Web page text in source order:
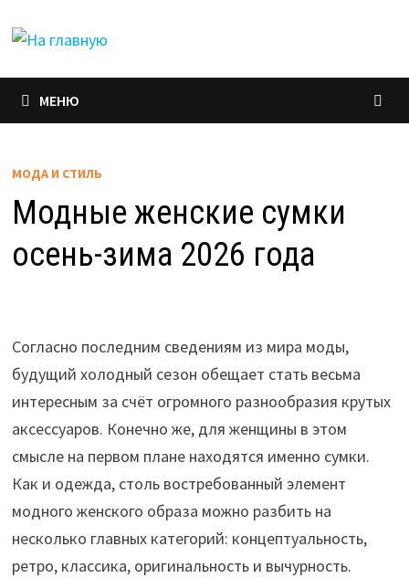
МЕНЮ
МОДА И СТИЛЬ
Модные женские сумки
осень-зима 2026 года
Согласно последним сведениям из мира моды,
будущий холодный сезон обещает стать весьма
интересным за счёт огромного разнообразия крутых
аксессуаров. Конечно же, для женщины в этом
смысле на первом плане находятся именно сумки.
Как и одежда, столь востребованный элемент
модного женского образа можно разбить на
несколько главных категорий: концептуальность,
ретро, классика, оригинальность и вычурность.